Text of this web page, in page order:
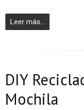
Leer más...
DIY
Mochila